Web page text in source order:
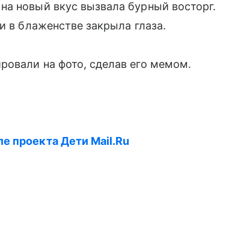
новый вкус вызвала бурный восторг.
в блаженстве закрыла глаза.
на фото, сделав его мемом.
проекта Дети Mail.Ru